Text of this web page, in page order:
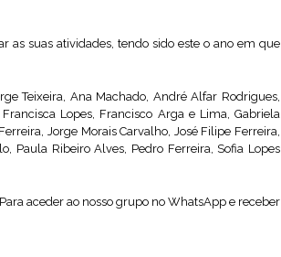
as suas atividades, tendo sido este o ano em que
Teixeira, Ana Machado, André Alfar Rodrigues,
Lopes, Francisco Arga e Lima, Gabriela
Jorge Morais Carvalho, José Filipe Ferreira,
Paula Ribeiro Alves, Pedro Ferreira, Sofia Lopes
aceder ao nosso grupo no WhatsApp e receber